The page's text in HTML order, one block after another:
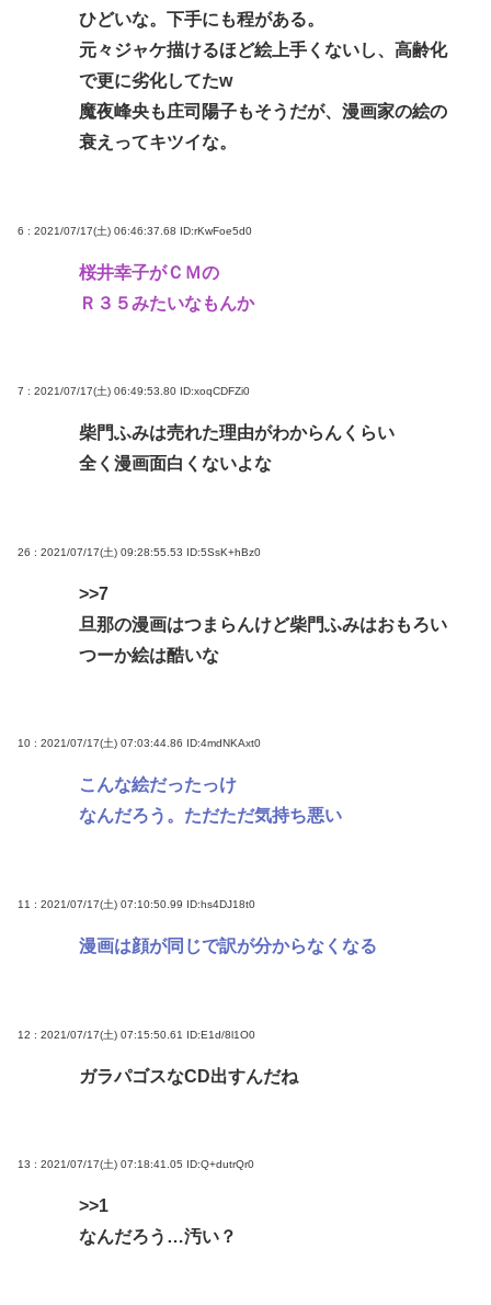
ひどいな。下手にも程がある。
元々ジャケ描けるほど絵上手くないし、高齢化
で更に劣化してたw
魔夜峰央も庄司陽子もそうだが、漫画家の絵の
衰えってキツイな。
6 : 2021/07/17(土) 06:46:37.68 ID:rKwFoe5d0
桜井幸子がＣＭの
Ｒ３５みたいなもんか
7 : 2021/07/17(土) 06:49:53.80 ID:xoqCDFZi0
柴門ふみは売れた理由がわからんくらい
全く漫画面白くないよな
26 : 2021/07/17(土) 09:28:55.53 ID:5SsK+hBz0
>>7
旦那の漫画はつまらんけど柴門ふみはおもろい
つーか絵は酷いな
10 : 2021/07/17(土) 07:03:44.86 ID:4mdNKAxt0
こんな絵だったっけ
なんだろう。ただただ気持ち悪い
11 : 2021/07/17(土) 07:10:50.99 ID:hs4DJ18t0
漫画は顔が同じで訳が分からなくなる
12 : 2021/07/17(土) 07:15:50.61 ID:E1d/8l1O0
ガラパゴスなCD出すんだね
13 : 2021/07/17(土) 07:18:41.05 ID:Q+dutrQr0
>>1
なんだろう…汚い？